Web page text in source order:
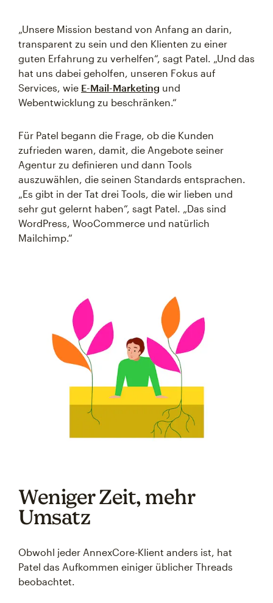
„Unsere Mission bestand von Anfang an darin,
transparent zu sein und den Klienten zu einer
guten Erfahrung zu verhelfen“, sagt Patel. „Und das
hat uns dabei geholfen, unseren Fokus auf
Services, wie E-Mail-Marketing und
Webentwicklung zu beschränken.“
Für Patel begann die Frage, ob die Kunden
zufrieden waren, damit, die Angebote seiner
Agentur zu definieren und dann Tools
auszuwählen, die seinen Standards entsprachen.
„Es gibt in der Tat drei Tools, die wir lieben und
sehr gut gelernt haben“, sagt Patel. „Das sind
WordPress, WooCommerce und natürlich
Mailchimp.“
Weniger Zeit, mehr
Umsatz
Obwohl jeder AnnexCore-Klient anders ist, hat
Patel das Aufkommen einiger üblicher Threads
beobachtet.